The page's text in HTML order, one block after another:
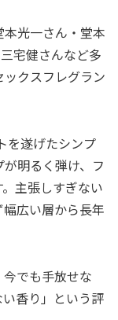
光一さん・堂本
宅健さんなど多
クスフレグラン
を遂げたシンプ
明るく弾け、フ
主張しすぎない
広い層から長年
今でも手放せな
香り」という評